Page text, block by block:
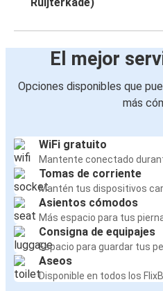
El mejor
Opciones disponibles que
más
WiFi gratuito
Mantente conectado
Tomas de corriente
Mantén tus dispositivos
Asientos cómodos
Más espacio para tus
Consigna de equipajes
Espacio para guardar tus
Aseos
Disponible en todos los